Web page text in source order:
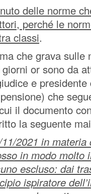
delle norme
perché le
classi.
che grava sulle
or sono da
e
che
il documento
la seguente
2021 in materia
in modo molto
escluso: dai
ispiratore